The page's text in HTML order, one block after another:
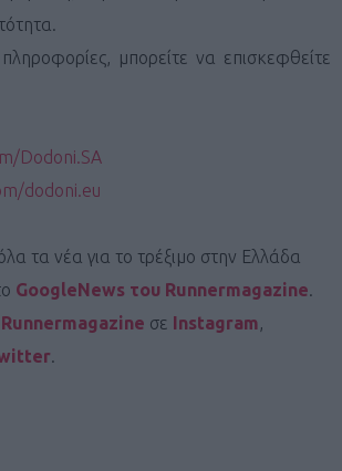
πληροφορίες, μπορείτε να επισκεφθείτε
Dodoni.SA
dodoni.eu
τα νέα για το τρέξιμο στην Ελλάδα
GoogleNews του Runnermagazine.
Runnermagazine σε Instagram,
.